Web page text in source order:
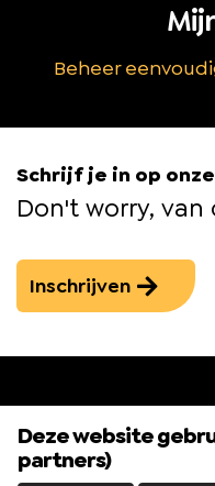
Beheer
Schrijf je in op
Don't worry, van
Inschrijven
Deze website
partners)